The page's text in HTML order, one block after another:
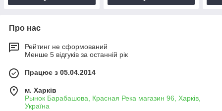
Про нас
Рейтинг не сформований
Менше 5 відгуків за останній рік
Працює з 05.04.2014
м. Харків
Рынок Барабашова, Красная Река магазин 96, Харків,
Україна